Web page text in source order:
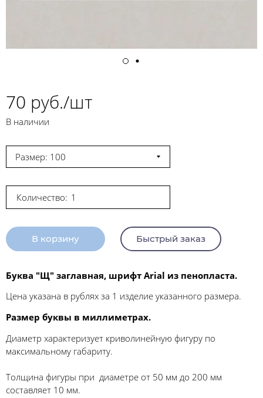
70 руб./шт
В наличии
Размер: 100
Количество:
В корзину Быстрый заказ
Буква "Щ" заглавная, шрифт Arial из пенопласта.
Цена указана в рублях за 1 изделие указанного размера.
Размер буквы в миллиметрах.
Диаметр характеризует криволинейную фигуру по
максимальному габариту.
Толщина фигуры при диаметре от 50 мм до 200 мм
составляет 10 мм.